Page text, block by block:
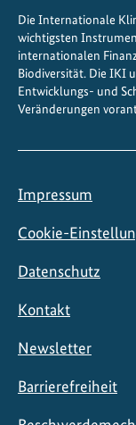
Die Internationale
wichtigsten
internationalen
Biodiversität. Die IKI
Entwicklungs- und
Veränderungen
Impressum
Cookie-
Datenschutz
Kontakt
Newsletter
Barrierefreiheit